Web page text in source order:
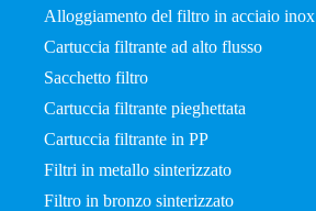
Alloggiamento del filtro in acciaio inox
Cartuccia filtrante ad alto flusso
Sacchetto filtro
Cartuccia filtrante pieghettata
Cartuccia filtrante in PP
Filtri in metallo sinterizzato
Filtro in bronzo sinterizzato